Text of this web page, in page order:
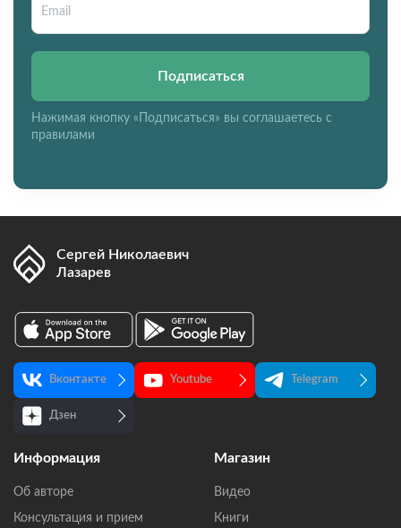
Подписаться
Нажимая кнопку «Подписаться» вы соглашаетесь с
правилами
Сергей Николаевич
Лазарев
Вконтакте Youtube Telegram
Дзен
Информация
Об авторе
Консультация и прием
Магазин
Видео
Книги